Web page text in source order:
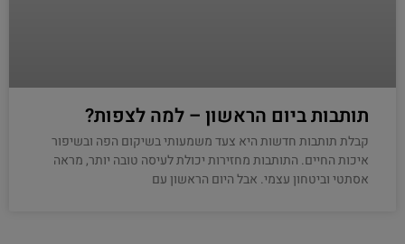
תותבות ביום הראשון – למה לצפות?
קבלת תותבות חדשות היא צעד משמעותי בשיקום הפה ובשיפור
איכות החיים. התותבות מחזירות יכולת לעיסה טובה יותר, מראה
אסתטי וביטחון עצמי. אבל היום הראשון עם